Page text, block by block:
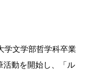
学文学部哲学科卒業
活動を開始し、「ル